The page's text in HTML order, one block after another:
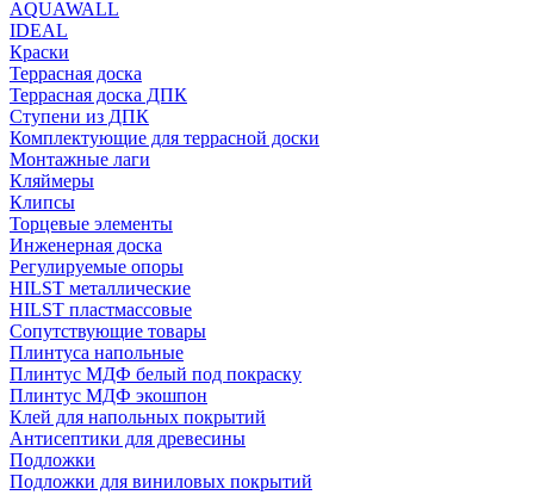
AQUAWALL
IDEAL
Краски
Террасная доска
Террасная доска ДПК
Ступени из ДПК
Комплектующие для террасной доски
Монтажные лаги
Кляймеры
Клипсы
Торцевые элементы
Инженерная доска
Регулируемые опоры
HILST металлические
HILST пластмассовые
Сопутствующие товары
Плинтуса напольные
Плинтус МДФ белый под покраску
Плинтус МДФ экошпон
Клей для напольных покрытий
Антисептики для древесины
Подложки
Подложки для виниловых покрытий